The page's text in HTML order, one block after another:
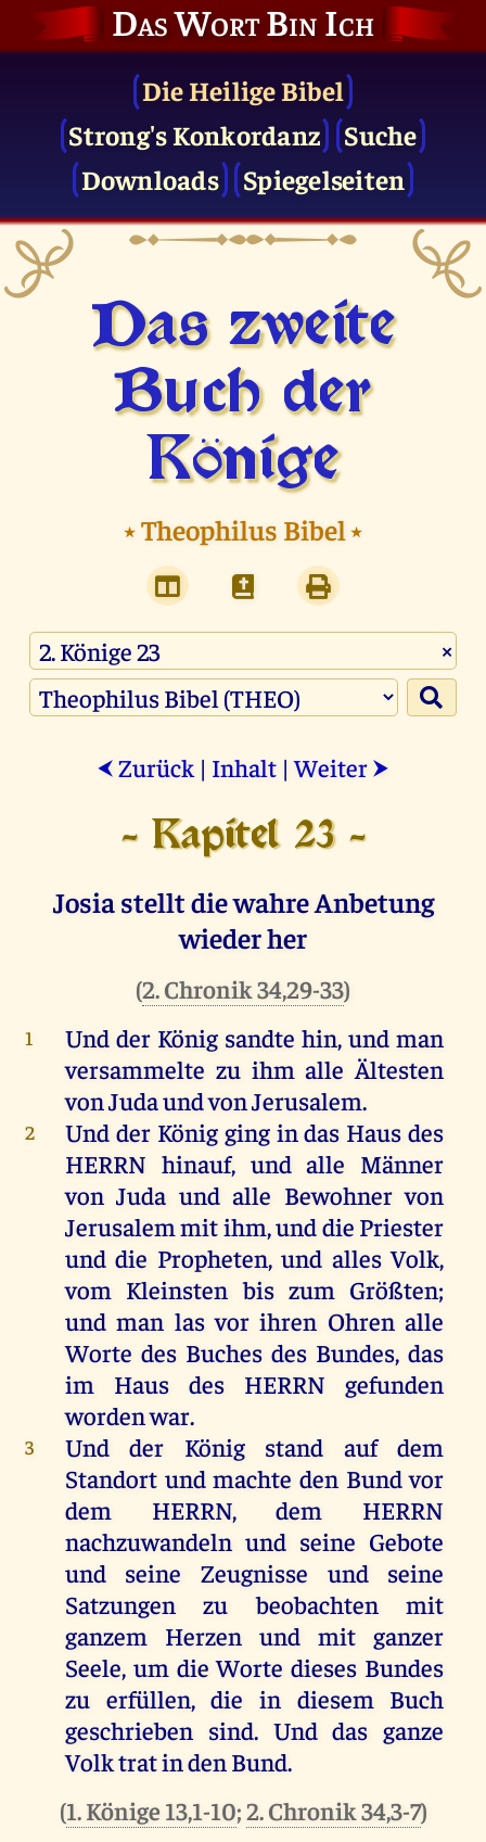
Das Wort Bin Ich
Die Heilige Bibel
Strong's Konkordanz
Suche
Downloads
Spiegelseiten
Das zweite
Buch der
Könige
⭑Theophilus Bibel⭑
×
⮜ Zurück | Inhalt |Weiter ⮞
- Kapitel 23 -
Josia stellt die wahre Anbetung
wieder her
(2. Chronik 34,29-33)
1 Und der König sandte hin,und man
versammelte zu ihm alle Ältesten
vonJudaundvonJerusalem.
2 Und der König ging in das Haus des
HERRN hinauf, und alle Männer
von Juda und alle Bewohner von
Jerusalemmitihm,unddie Priester
und die Propheten,und alles Volk,
vom Kleinsten bis zum Größten;
und man las vor ihren Ohren alle
Worte des Buches des Bundes,das
im
Haus des HERRN
gefunden
wordenwar.
3 Und der König stand auf
dem
Standort und machte den Bund vor
dem
HERRN,dem
HERRN
nachzuwandeln und seine Gebote
und
seine Zeugnisse und
seine
Satzungen
zu beobachtenmit
ganzem
Herzen und mit ganzer
Seele, um die Worte dieses Bundes
zu erfüllen,die in diesem Buch
geschrieben sind. Und das ganze
VolktratindenBund.
(1. Könige 13,1-10;2. Chronik 34,3-7)